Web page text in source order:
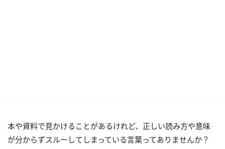
本や資料で見かけることがあるけれど、正しい読み方や意味
が分からずスルーしてしまっている言葉ってありませんか？